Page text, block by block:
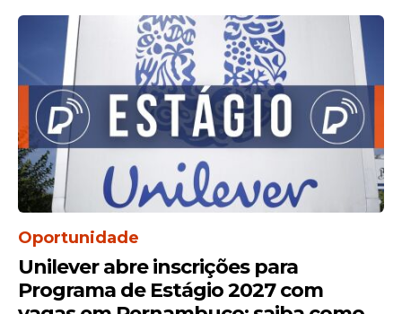
Etapa de seleção
Aseleçãoocorrerá em etapa única. A
comissão responsável avaliará títulos e
experiência profissional doscandidatos . O
processo terá caráter classificatório e
eliminatório, conforme regras
estabelecidas no edital.
Oportunidade
Unilever abre inscrições para
Programa de Estágio 2027 com